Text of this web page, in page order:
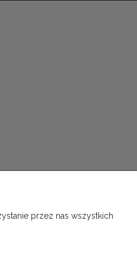
przez nas wszystkich